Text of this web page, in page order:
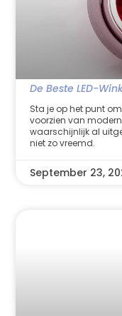
De Beste LED-
Sta je op het punt
voorzien van
waarschijnlijk al
niet zo vreemd.
September 23,